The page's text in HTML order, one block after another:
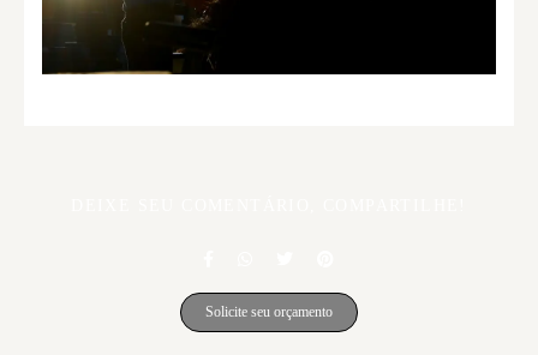
Solicite seu orçamento